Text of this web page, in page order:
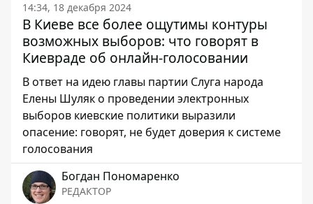
14:34, 18 декабря 2024
В Киеве все более ощутимы контуры
возможных выборов: что говорят в
Киевраде об онлайн-голосовании
В ответ на идею главы партии Слуга народа
Елены Шуляк о проведении электронных
выборов киевские политики выразили
опасение: говорят, не будет доверия к системе
голосования
Богдан Пономаренко
РЕДАКТОР